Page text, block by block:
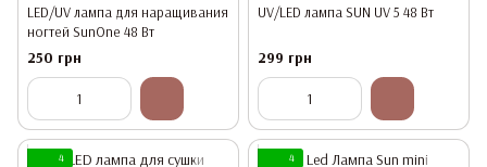
LED/UV лампа для наращивания
ногтей SunOne 48 Вт
250 грн
UV/LED лампа SUN UV 5 48 Вт
299 грн
4
4